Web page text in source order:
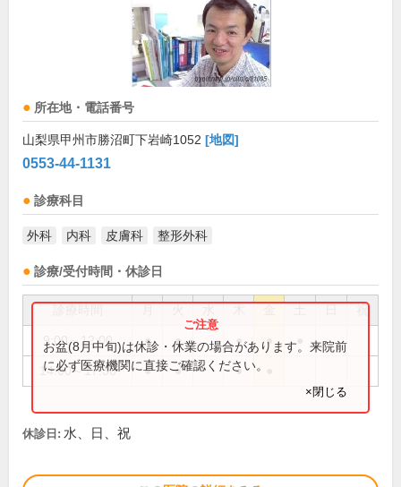
所在地・電話番号
山梨県甲州市勝沼町下岩崎1052 [地図]
0553-44-1131
診療科目
外科 内科 皮膚科 整形外科
診療/受付時間・休診日
祝
9:00～12:00 ● ● ● ●
14:00～17:30 ● ● ●
お盆(8月中旬)は休診・休業の場合があります。来院前
に必ず医療機関に直接ご確認ください。
×閉じる
休診日: 水、日、祝